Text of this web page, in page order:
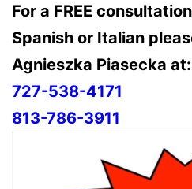
For a FREE
Spanish or Italian
Agnieszka Piasecka at:
727-538-4171
813-786-3911